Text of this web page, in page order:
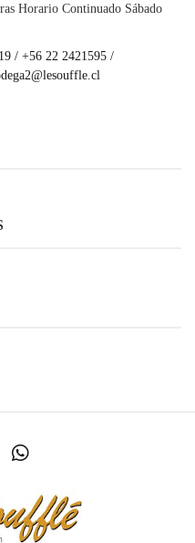
Horario Continuado Sábado
/ +56 22 2421595 /